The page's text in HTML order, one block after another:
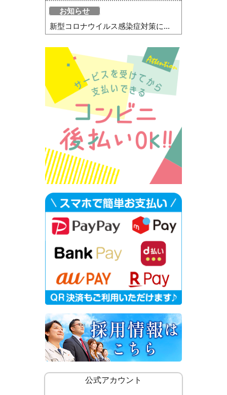
お知らせ
新型コロナウイルス感染症対策に...
公式アカウント